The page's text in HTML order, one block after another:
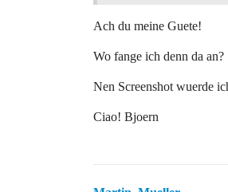
Ach du meine Guete!
Wo fange ich denn da an?
Nen Screenshot wuerde
Ciao! Bjoern